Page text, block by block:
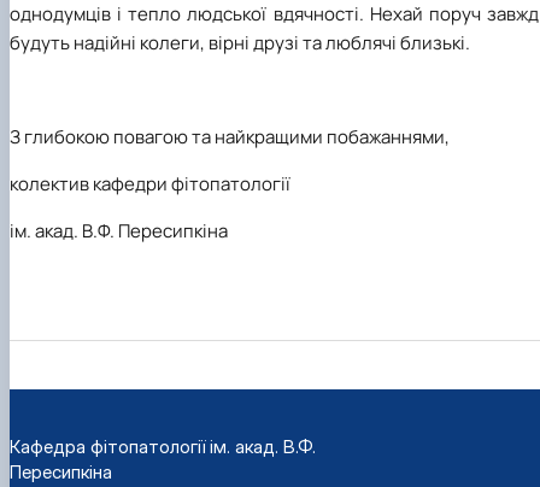
однодумців і тепло людської вдячності. Нехай поруч
будуть надійні колеги, вірні друзі та люблячі близькі.
З глибокою повагою та найкращими побажаннями,
колектив кафедри фітопатології
ім. акад. В.Ф. Пересипкіна
Кафедра фітопатології ім. акад. В.Ф.
Пересипкіна